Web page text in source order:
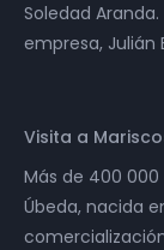
Soledad
empresa, Julián
Visita a
Más de 400
Úbeda, nacida